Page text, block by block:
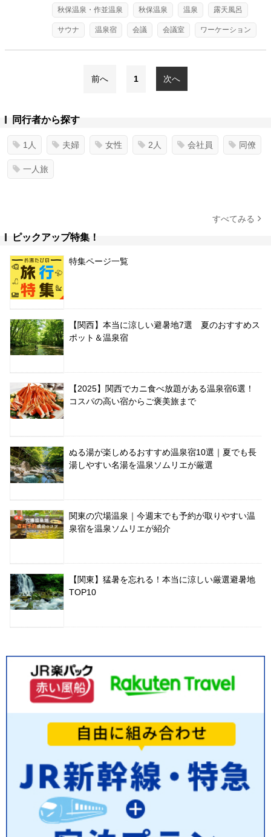
秋保温泉・作並温泉 秋保温泉 温泉 露天風呂
サウナ 温泉宿 会議 会議室 ワーケーション
前へ 1 次へ
同行者から探す
1人 夫婦 女性 2人 会社員 同僚
一人旅
すべてみる
ピックアップ特集！
特集ページ一覧
【関西】本当に涼しい避暑地7選 夏のおすすめス
ポット＆温泉宿
【2025】関西でカニ食べ放題がある温泉宿6選！
コスパの高い宿からご褒美旅まで
ぬる湯が楽しめるおすすめ温泉宿10選｜夏でも長
湯しやすい名湯を温泉ソムリエが厳選
関東の穴場温泉｜今週末でも予約が取りやすい温
泉宿を温泉ソムリエが紹介
【関東】猛暑を忘れる！本当に涼しい厳選避暑地
TOP10